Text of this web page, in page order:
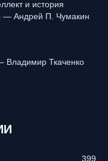
и история
— Андрей П. Чумакин
Владимир Ткаченко
399